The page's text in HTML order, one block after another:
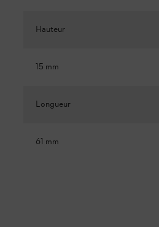
Hauteur
15 mm
Longueur
61 mm